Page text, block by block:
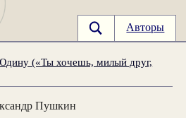
Авторы
(«Ты хочешь, милый друг,
Пушкин